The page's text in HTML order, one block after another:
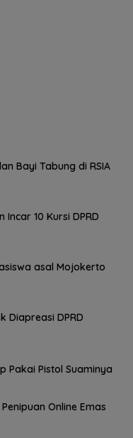
Bayi Tabung di RSIA
10 Kursi DPRD
asal Mojokerto
Diapreasi DPRD
Pakai Pistol Suaminya
Online Emas